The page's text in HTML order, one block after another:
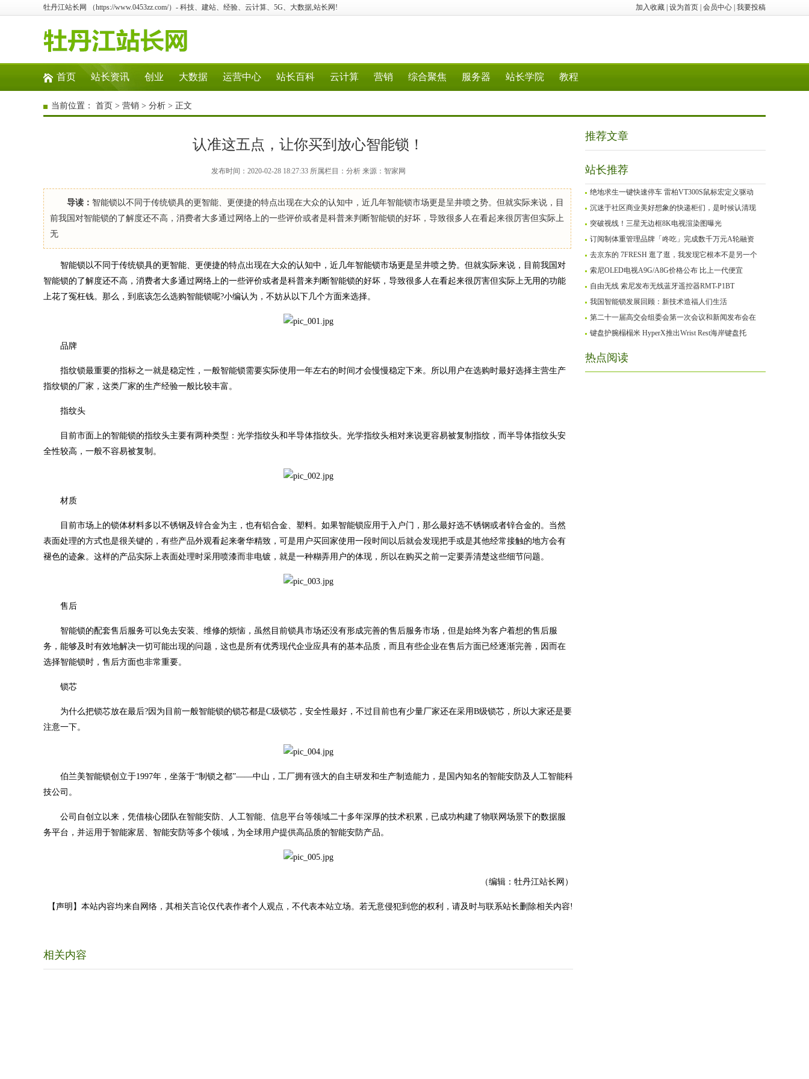
加入收藏 设为首页 会员中心 我要投稿
牡丹江站长网 （https://www.0453zz.com/）- 科技、建站、经验、云计算、5G、大数据,站长网!
首页 站长资讯 创业 大数据 运营中心 站长百科 云计算 营销 综合聚焦 服务器 站长学院 教程
当前位置： 首页 > 营销 > 分析 > 正文
认准这五点，让你买到放心智能锁！
发布时间：2020-02-28 18:27:33 所属栏目：分析 来源：智家网
导读： 智能锁以不同于传统锁具的更智能、更便捷的特点出现在大众的认知中，近几年智能锁市场更是呈井喷之势。但就实际来说，目
前我国对智能锁的了解度还不高，消费者大多通过网络上的一些评价或者是科普来判断智能锁的好坏，导致很多人在看起来很厉害但实际上
无
智能锁以不同于传统锁具的更智能、更便捷的特点出现在大众的认知中，近几年智能锁市场更是呈井喷之势。但就实际来说，目前我国对
智能锁的了解度还不高，消费者大多通过网络上的一些评价或者是科普来判断智能锁的好坏，导致很多人在看起来很厉害但实际上无用的功能
上花了冤枉钱。那么，到底该怎么选购智能锁呢?小编认为，不妨从以下几个方面来选择。
品牌
指纹锁最重要的指标之一就是稳定性，一般智能锁需要实际使用一年左右的时间才会慢慢稳定下来。所以用户在选购时最好选择主营生产
指纹锁的厂家，这类厂家的生产经验一般比较丰富。
指纹头
目前市面上的智能锁的指纹头主要有两种类型：光学指纹头和半导体指纹头。光学指纹头相对来说更容易被复制指纹，而半导体指纹头安
全性较高，一般不容易被复制。
材质
目前市场上的锁体材料多以不锈钢及锌合金为主，也有铝合金、塑料。如果智能锁应用于入户门，那么最好选不锈钢或者锌合金的。当然
表面处理的方式也是很关键的，有些产品外观看起来奢华精致，可是用户买回家使用一段时间以后就会发现把手或是其他经常接触的地方会有
褪色的迹象。这样的产品实际上表面处理时采用喷漆而非电镀，就是一种糊弄用户的体现，所以在购买之前一定要弄清楚这些细节问题。
售后
智能锁的配套售后服务可以免去安装、维修的烦恼，虽然目前锁具市场还没有形成完善的售后服务市场，但是始终为客户着想的售后服
务，能够及时有效地解决一切可能出现的问题，这也是所有优秀现代企业应具有的基本品质，而且有些企业在售后方面已经逐渐完善，因而在
选择智能锁时，售后方面也非常重要。
锁芯
为什么把锁芯放在最后?因为目前一般智能锁的锁芯都是C级锁芯，安全性最好，不过目前也有少量厂家还在采用B级锁芯，所以大家还是要
注意一下。
伯兰美智能锁创立于1997年，坐落于“制锁之都”——中山，工厂拥有强大的自主研发和生产制造能力，是国内知名的智能安防及人工智能科
技公司。
公司自创立以来，凭借核心团队在智能安防、人工智能、信息平台等领域二十多年深厚的技术积累，已成功构建了物联网场景下的数据服
务平台，并运用于智能家居、智能安防等多个领域，为全球用户提供高品质的智能安防产品。
（编辑：牡丹江站长网）
【声明】本站内容均来自网络，其相关言论仅代表作者个人观点，不代表本站立场。若无意侵犯到您的权利，请及时与联系站长删除相关内容!
相关内容
推荐文章
站长推荐
绝地求生一键快速停车 雷柏VT300S鼠标宏定义驱动
沉迷于社区商业美好想象的快递柜们，是时候认清现
突破视线！三星无边框8K电视渲染图曝光
订阅制体重管理品牌「咚吃」完成数千万元A轮融资
去京东的 7FRESH 逛了逛，我发现它根本不是另一个
索尼OLED电视A9G/A8G价格公布 比上一代便宜
自由无线 索尼发布无线蓝牙遥控器RMT-P1BT
我国智能锁发展回顾：新技术造福人们生活
第二十一届高交会组委会第一次会议和新闻发布会在
键盘护腕榻榻米 HyperX推出Wrist Rest海岸键盘托
热点阅读